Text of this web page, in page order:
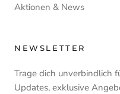
Aktionen & News
NEWSLETTER
Trage dich unverbindlich
Updates, exklusive